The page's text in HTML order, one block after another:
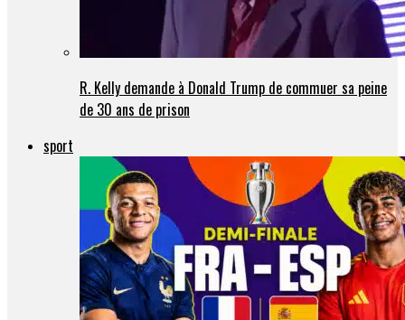
R. Kelly demande à Donald Trump de commuer sa peine
de 30 ans de prison
sport